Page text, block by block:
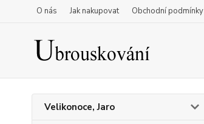
O nás Jak nakupovat Obchodní podmínky
Velikonoce, Jaro